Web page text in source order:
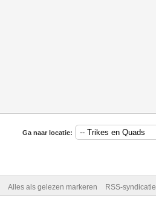
Ga naar locatie:
Alles als gelezen markeren RSS-syndicatie